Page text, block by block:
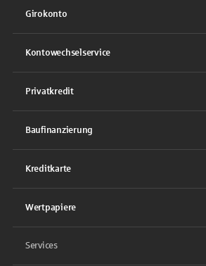
Girokonto
Kontowechselservice
Privatkredit
Baufinanzierung
Kreditkarte
Wertpapiere
Services